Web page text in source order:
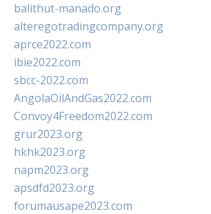
balithut-manado.org
alteregotradingcompany.org
aprce2022.com
ibie2022.com
sbcc-2022.com
AngolaOilAndGas2022.com
Convoy4Freedom2022.com
grur2023.org
hkhk2023.org
napm2023.org
apsdfd2023.org
forumausape2023.com